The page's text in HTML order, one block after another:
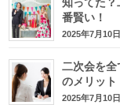
番賢い！
2025年7月10日
二次会を全
のメリット
2025年7月10日